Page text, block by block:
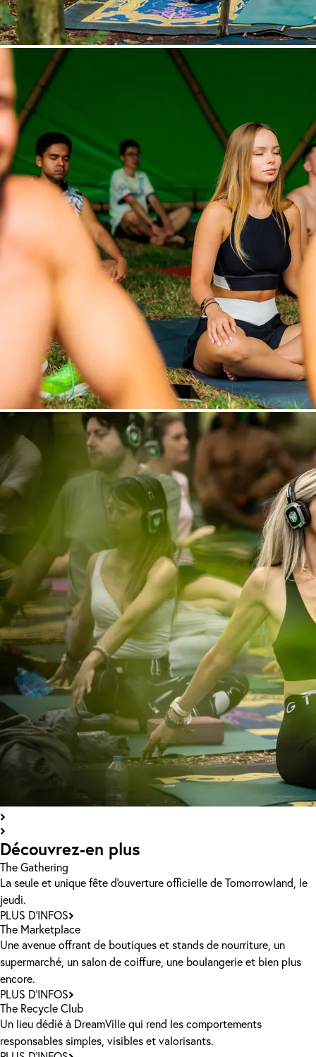
Découvrez-en plus
The Gathering
La seule et unique fête d'ouverture officielle de Tomorrowland, le
jeudi.
PLUS D'INFOS
The Marketplace
Une avenue offrant de boutiques et stands de nourriture, un
supermarché, un salon de coiffure, une boulangerie et bien plus
encore.
PLUS D'INFOS
The Recycle Club
Un lieu dédié à DreamVille qui rend les comportements
responsables simples, visibles et valorisants.